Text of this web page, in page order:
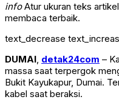
infoAtur ukuran teks
membaca terbaik.
text_decrease
DUMAI, detak24com –
massa saat terpergok
Bukit Kayukapur, Dumai.
kabel saat beraksi.